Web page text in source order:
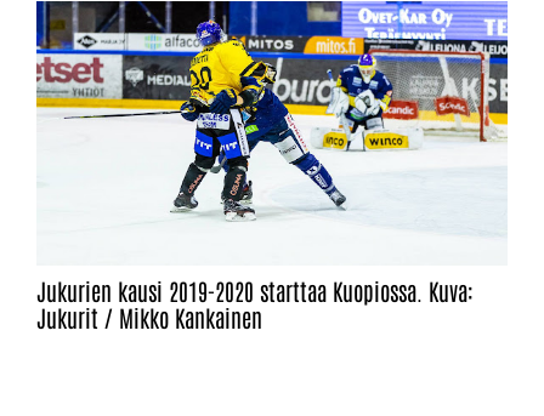
Jukurien kausi 2019-2020 starttaa Kuopiossa. Kuva:
Jukurit / Mikko Kankainen